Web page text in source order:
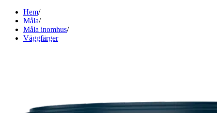
Hem/
Måla/
Måla inomhus/
Väggfärger